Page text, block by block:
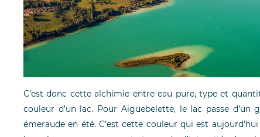
C’est donc cette alchimie entre eau pure, type et
couleur d’un lac. Pour Aiguebelette, le lac passe
émeraude en été. C’est cette couleur qui est